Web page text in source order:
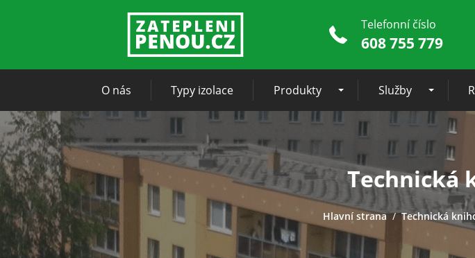
Telefonní číslo
608 755 779
O nás Typy izolace Produkty Služby
Technická
Hlavní strana Technická